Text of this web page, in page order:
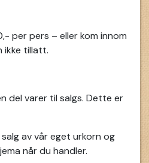
per pers – eller kom innom
ikke tillatt.
del varer til salgs. Dette er
av vår eget urkorn og
når du handler.